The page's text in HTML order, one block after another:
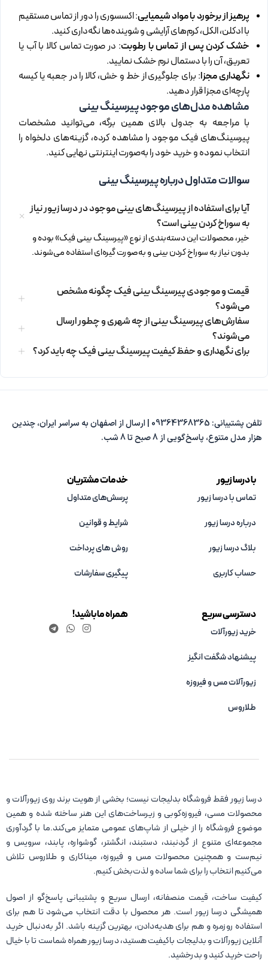
پرهیز از برخورد با مواد شیمیایی: اکسسوری را دور از تماس مستقیم
با ادکلن، الکل، کرم‌های آرایشی و شوینده‌ها نگه‌داری کنید.
خشک کردن پس از تماس با رطوبت: در صورت تماس کالا با آب یا
تعریق، آن را با دستمال نرم خشک نمایید.
نگهداری مجزا: برای جلوگیری از خط و خش، کالا را در جعبه یا کیسه
پارچه‌ای مجزا قرار دهید.
مشاهده مدل‌های موجود پیرسینگ بینی
با مراجعه به جدول بالای همین برگه، می‌توانید مشخصات
پیرسینگ‌های فیک موجود را مشاهده کرده، گزینه‌های دلخواه را
انتخاب نموده و خرید خود را به‌صورت اینترنتی نهایی کنید.
سوالات متداول درباره پیرسینگ بینی
آیا برای استفاده از پیرسینگ‌های بینی موجود در درسا زیور نیاز
به سوراخ کردن بینی است؟
خیر، محصولات این دسته‌بندی از نوع «پیرسینگ بینی فیک» بوده و
بدون نیاز به سوراخ کردن بینی و به‌صورت گیره‌ای استفاده می‌شوند.
قیمت و موجودی پیرسینگ بینی فیک چگونه مشخص
می‌شود؟
سفارش‌های پیرسینگ بینی از چه شهری و چطور ارسال
می‌شوند؟
برای نگهداری و حفظ کیفیت پیرسینگ بینی فیک چه باید کرد؟
تلفن پشتیبانی: 09364368365 | ارسال از اصفهان به سراسر ایران، چندین
هزار مدل متنوع، پاسخ‌گویی از 8 صبح تا 8 شب.
با درسا زیور
تماس با درسا زیور
درباره درسا زیور
بلاگ درسا زیور
حساب کاربری
خدمات مشتریان
پرسش‌های متداول
شرایط و قوانین
روش های پرداخت
پیگیری سفارشات
دسترسی سریع
خرید زیورآلات
پیشنهاد شگفت انگیز
زیورآلات مس و فیروزه‌
طلاروس
همراه ما باشید!
درسا زیور فقط فروشگاه بدلیجات نیست؛ بخشی از هویت برند روی زیورآلات و
محصولات مسی، فیروزه‌کوبی و زیرساخت‌های این هنر ساخته شده و همین
موضوع فروشگاه را از خیلی از شاپ‌های عمومی متمایز می‌کند.ما با گردآوری
مجموعه‌ای متنوع از گردنبند، دستبند، انگشتر، گوشواره، پابند، سرویس و
نیم‌ست و همچنین محصولات مس و فیروزه، میناکاری و طلاروس تلاش
می‌کنیم انتخاب را برای شما ساده و لذت‌بخش کنیم.
کیفیت ساخت، قیمت منصفانه، ارسال سریع و پشتیبانی پاسخ‌گو از اصول
همیشگی درسا زیور است. هر محصول با دقت انتخاب می‌شود تا هم برای
استفاده روزمره و هم برای هدیه‌دادن، بهترین گزینه باشد. اگر به‌دنبال خرید
آنلاین زیورآلات و بدلیجات باکیفیت هستید، درسا زیور همراه شماست تا با خیال
راحت خرید کنید و بدرخشید.